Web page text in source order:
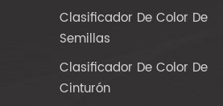
Clasificador De Color De
Semillas
Clasificador De Color De
Cinturón